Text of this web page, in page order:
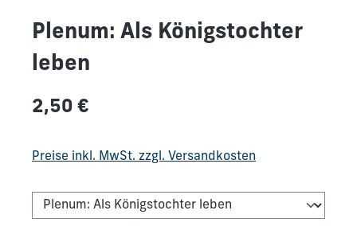
Plenum: Als Königstochter
leben
Regulärer Preis:
2,50 €
Preise inkl. MwSt. zzgl. Versandkosten